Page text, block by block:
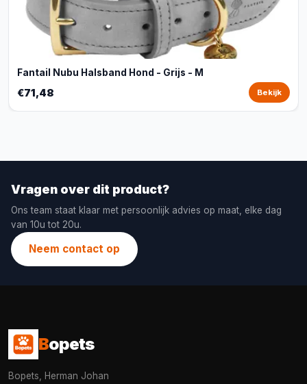
Fantail Nubu Halsband Hond - Grijs - M
€71,48 Bekijk
Vragen over dit product?
Ons team staat klaar met persoonlijk advies op maat, elke dag
van 10u tot 20u.
Neem contact op
Bopets
Bopets, Herman Johan